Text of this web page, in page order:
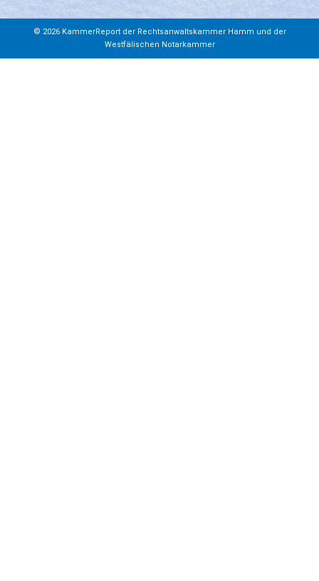
© 2026 KammerReport der Rechtsanwaltskammer Hamm und der
Westfälischen Notarkammer